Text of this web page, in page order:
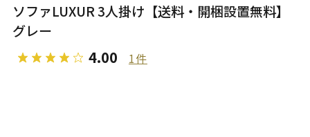
ソファLUXUR 3人掛け【送料・開梱設置無料】
グレー
4.00 1件